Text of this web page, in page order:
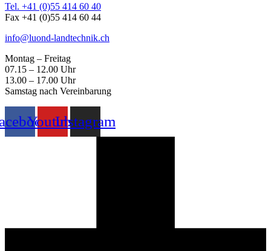
Tel. +41 (0)55 414 60 40
Fax +41 (0)55 414 60 44
info@luond-landtechnik.ch
Montag – Freitag
07.15 – 12.00 Uhr
13.00 – 17.00 Uhr
Samstag nach Vereinbarung
YoutubeInstagram